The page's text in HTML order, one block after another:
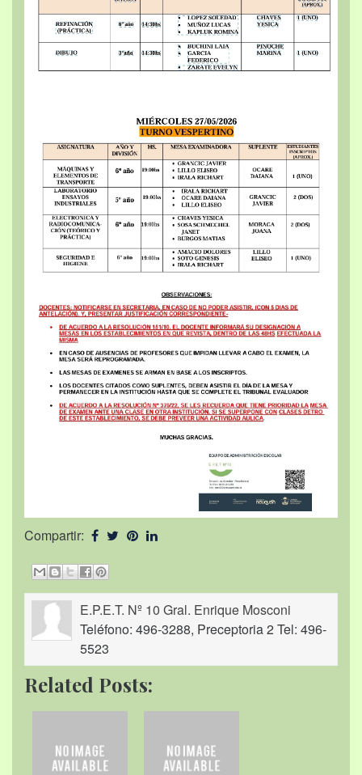
Compartir:
E.P.E.T. Nº 10 Gral. Enrique Mosconi
Teléfono: 496-3288, Preceptoria 2 Tel: 496-
5523
Related Posts: